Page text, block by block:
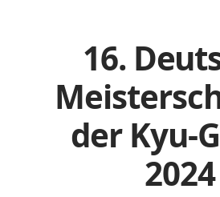
16.
der Kyu-
2024